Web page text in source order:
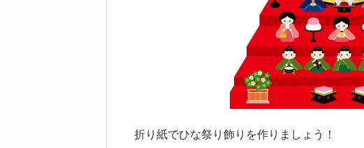
折り紙でひな祭り飾りを作りましょう！